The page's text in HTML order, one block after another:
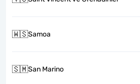
🇼🇸Samoa
🇸🇲San Marino